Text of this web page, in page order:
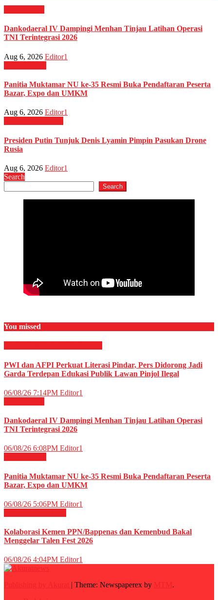
Dankodaeral IV Dampingi Menhan Tinjau Latihan Operasi
TNI Terintegrasi 2026
Aug 6, 2026 Editor1
Panitia Muktamar NU ke-35 Resmi Buka Pendaftaran Peserta
Bazar, Expo dan UMKM
Aug 6, 2026 Editor1
Presiden Putin Tunjuk Denis Lyamin Pimpin Pasukan Drone
Rusia
Aug 6, 2026 Editor1
Search
Search
You missed
PWI dan AFPI Perkuat Literasi Pindar, Pers Didorong Jadi
Garda Terdepan Edukasi Publik Lawan Pinjol Ilegal
06/08/26 7:14PM Editor1
Dankodaeral IV Dampingi Menhan Tinjau Latihan Operasi
TNI Terintegrasi 2026
06/08/26 6:08PM Editor1
Panitia Muktamar NU ke-35 Resmi Buka Pendaftaran Peserta
Bazar, Expo dan UMKM
06/08/26 5:06PM Editor1
Kolaborasi Kemen PPN/Bappenas dan Kemenbud Bakal
Menggelar Talen Fest 2026
06/08/26 4:04PM Editor1
Theme: Newspaperex by
.